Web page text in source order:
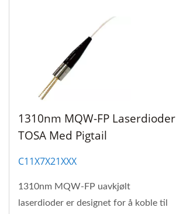
1310nm MQW-FP Laserdioder
TOSA Med Pigtail
C11X7X21XXX
1310nm MQW-FP uavkjølt
laserdioder er designet for å koble til